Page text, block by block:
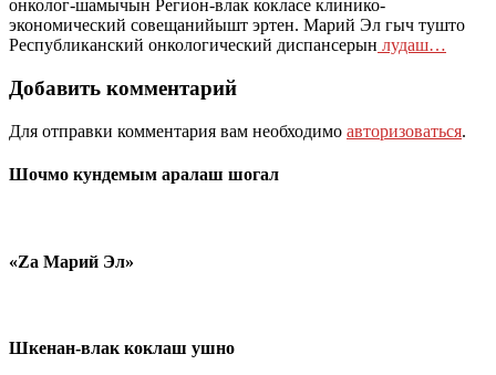
онколог-шамычын Регион-влак кокласе клинико-
экономический совещанийышт эртен. Марий Эл гыч тушто
Республиканский онкологический диспансерын лудаш…
Добавить комментарий
Для отправки комментария вам необходимо авторизоваться.
Шочмо кундемым аралаш шогал
«Zа Марий Эл»
Шкенан-влак коклаш ушно